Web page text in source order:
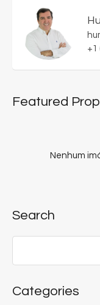
+1
Featured
Nenhum
Search
Categories